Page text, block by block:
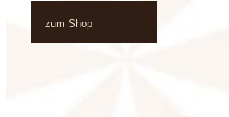
zum Shop